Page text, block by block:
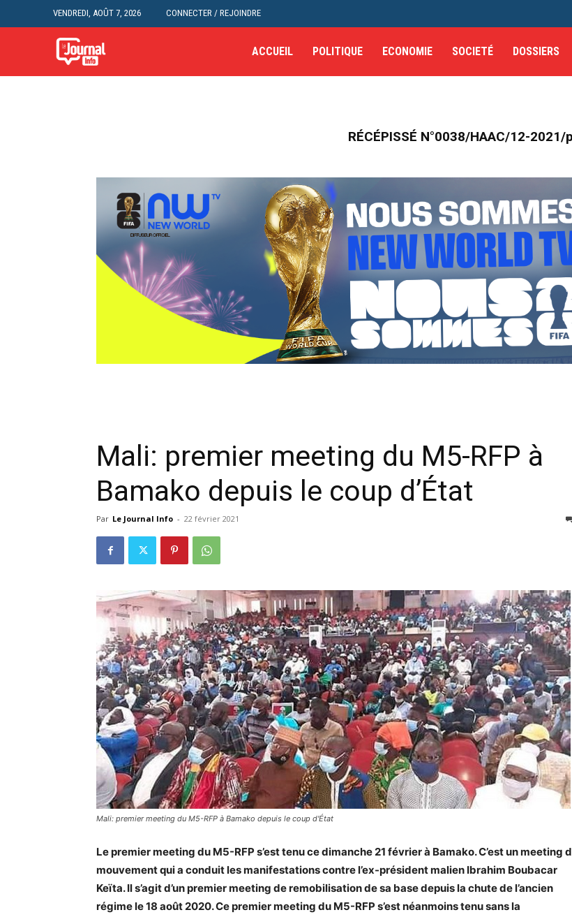
VENDREDI, AOÛT 7, 2026 CONNECTER / REJOINDRE
ACCUEIL POLITIQUE ECONOMIE SOCIETÉ DOSSIERS
RÉCÉPISSÉ N°0038/HAAC/12-2021/
Mali: premier meeting du M5-RFP à
Bamako depuis le coup d’État
Par Le Journal Info - 22 février 2021
Mali: premier meeting du M5-RFP à Bamako depuis le coup d'État
Le premier meeting du M5-RFP s’est tenu ce dimanche 21 février à Bamako. C’est un meeting
mouvement qui a conduit les manifestations contre l’ex-président malien Ibrahim Boubacar
Keïta. Il s’agit d’un premier meeting de remobilisation de sa base depuis la chute de l’ancien
régime le 18 août 2020. Ce premier meeting du M5-RFP s’est néanmoins tenu sans la